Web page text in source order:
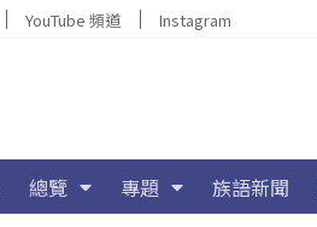
YouTube 頻道 Instagram
總覽 專題 族語新聞